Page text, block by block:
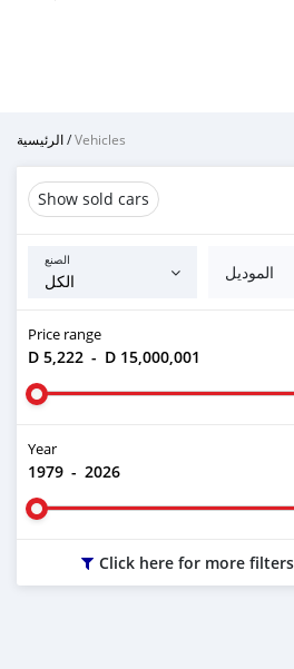
الرئيسية/Vehicles
Show sold cars
الصنع
الموديل
Price range
D 5,222 - D 15,000,001
Year
1979 - 2026
Click here for more